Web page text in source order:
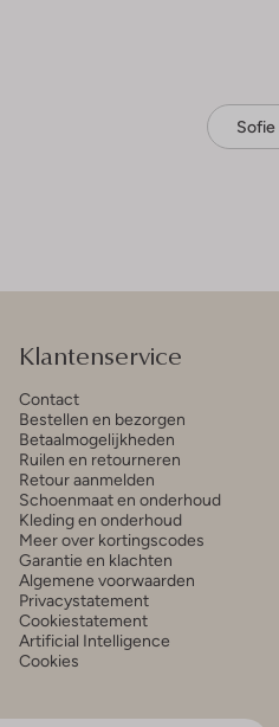
Klantenservice
Contact
Bestellen en bezorgen
Betaalmogelijkheden
Ruilen en retourneren
Retour aanmelden
Schoenmaat en onderhoud
Kleding en onderhoud
Meer over kortingscodes
Garantie en klachten
Algemene voorwaarden
Privacystatement
Cookiestatement
Artificial Intelligence
Cookies